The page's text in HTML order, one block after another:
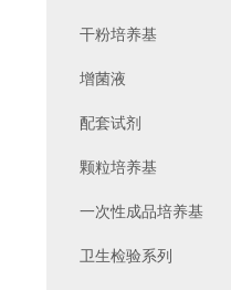
干粉培养基
增菌液
配套试剂
颗粒培养基
一次性成品培养基
卫生检验系列